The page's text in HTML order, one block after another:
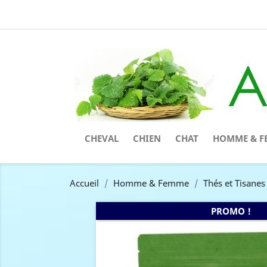
CHEVAL CHIEN CHAT HOMME &
Accueil Homme & Femme Thés et Tisanes
PROMO !